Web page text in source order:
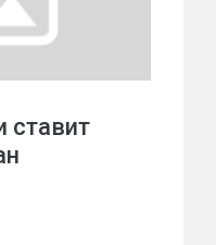
ставит